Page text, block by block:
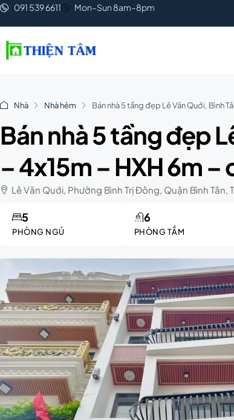
091 539 6611 Mon–Sun 8am–8pm
Nhà Nhà hẻm Bán nhà 5 tầng đẹp Lê Văn Quới, Bình
Bán nhà 5 tầng đẹp
– 4x15m – HXH 6m –
Lê Văn Quới, Phường Bình Trị Đông, Quận Bình Tân,
PHÒNG NGỦ
5
PHÒNG TẮM
6